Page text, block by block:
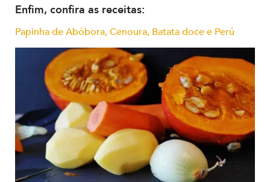
Enfim, confira as receitas:
Papinha de Abóbora, Cenoura, Batata doce e Perú